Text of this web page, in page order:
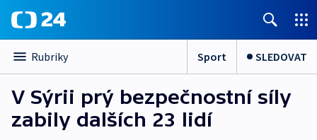
Rubriky Sport SLEDOVAT
V Sýrii prý bezpečnostní síly
zabily dalších 23 lidí